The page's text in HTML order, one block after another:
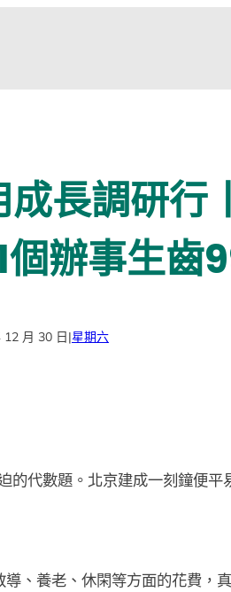
長調研行
辦事生齒
12 月 30 日|星期六
的代數題。北京建成一刻鐘便
、養老、休閑等方面的花費，